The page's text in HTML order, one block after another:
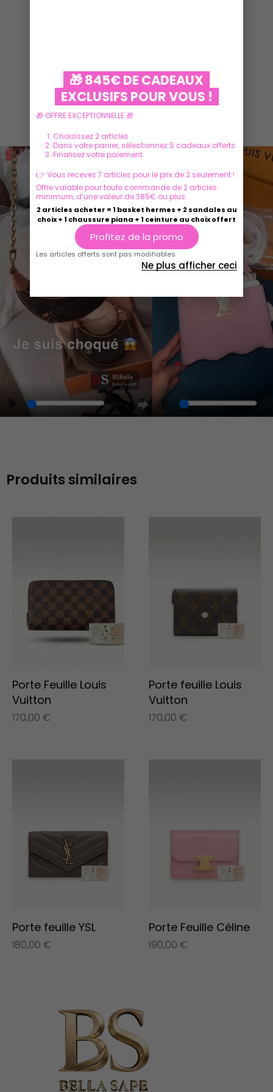
Ils parlent de nous
Play UnmuteEnter
Play Play
Produits similaires
Porte Feuille Louis
Vuitton
170,00 €
Porte feuille Louis
Vuitton
170,00 €
Porte feuille YSL
180,00 €
Porte Feuille Céline
190,00 €
🎁 845€ DE CADEAUX
EXCLUSIFS POUR VOUS !
🎁 OFFRE EXCEPTIONNELLE 🎁
Choisissez 2 articles
Dans votre panier, sélectionnez 5 cadeaux offerts
Finalisez votre paiement
👉 Vous recevez 7 articles pour le prix de 2 seulement !
Offre valable pour toute commande de 2 articles
minimum, d’une valeur de 385€ ou plus.
2 articles acheter = 1 basket hermes + 2 sandales au
choix + 1 chaussure piana + 1 ceinture au choix offert
Profitez de la promo
Les articles offerts sont pas modifiables
Ne plus afficher ceci